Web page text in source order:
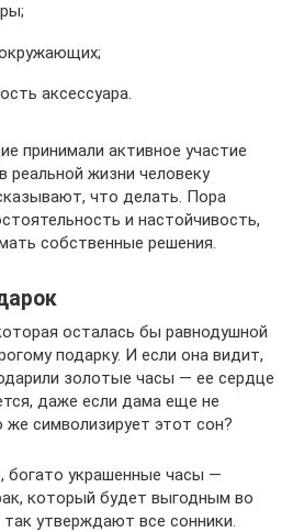
аксессуара.
принимали активное участие
реальной жизни человеку
что делать. Пора
и настойчивость,
собственные решения.
осталась бы равнодушной
подарку. И если она видит,
золотые часы — ее сердце
даже если дама еще не
же символизирует этот сон?
богато украшенные часы —
который будет выгодным во
утверждают все сонники.